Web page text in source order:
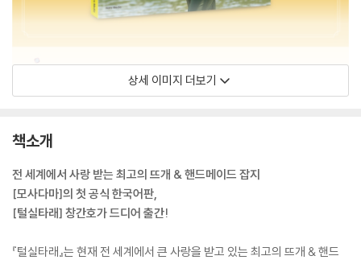
상세 이미지 더보기
책소개
전 세계에서 사랑 받는 최고의 뜨개 & 핸드메이드 잡지
[모사다마]의 첫 공식 한국어판,
[털실타래] 창간호가 드디어 출간!
『털실타래』는 현재 전 세계에서 큰 사랑을 받고 있는 최고의 뜨개 & 핸드